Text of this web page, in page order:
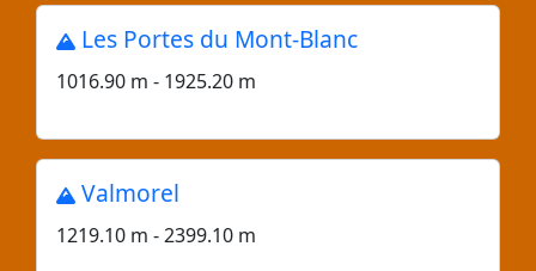
Les Portes du Mont-Blanc
1016.90 m - 1925.20 m
Valmorel
1219.10 m - 2399.10 m